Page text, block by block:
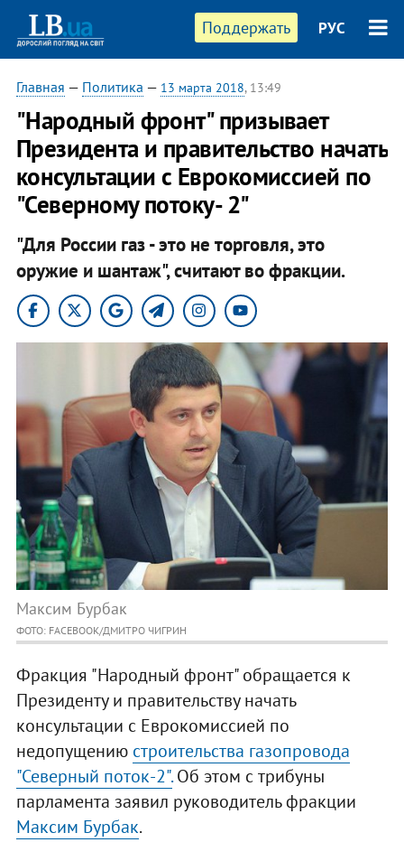
Поддержать РУС
Главная — Политика — 13 марта 2018, 13:49
"Народный фронт" призывает
Президента и правительство начать
консультации с Еврокомиссией по
"Северному потоку- 2"
"Для России газ - это не торговля, это
оружие и шантаж", считают во фракции.
Максим Бурбак
ФОТО: FACEBOOK/ДМИТРО ЧИГРИН
Фракция "Народный фронт" обращается к
Президенту и правительству начать
консультации с Еврокомиссией по
недопущению строительства газопровода
"Северный поток-2".Об этом с трибуны
парламента заявил руководитель фракции
Максим Бурбак.